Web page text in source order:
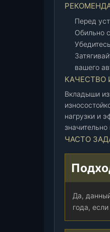
4
к
т
Перед
Обильно
вашего
КАЧЕСТВО
Вкладыши
нагрузки и
ЧАСТО
Да,
года,